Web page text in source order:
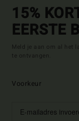
15%
EERSTE
Meld je aan om al het
te ontvangen.
Voorkeur